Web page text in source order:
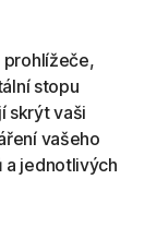
prohlížeče,
stopu
skrýt vaši
vašeho
a jednotlivých